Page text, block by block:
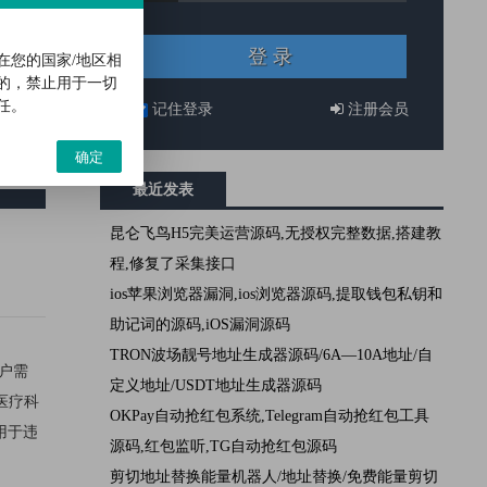
需
疗科
于违
注册会员
记住登录
最近发表
昆仑飞鸟H5完美运营源码,无授权完整数据,搭建教
程,修复了采集接口
ios苹果浏览器漏洞,ios浏览器源码,提取钱包私钥和
助记词的源码,iOS漏洞源码
TRON波场靓号地址生成器源码/6A—10A地址/自
定义地址/USDT地址生成器源码
OKPay自动抢红包系统,Telegram自动抢红包工具
源码,红包监听,TG自动抢红包源码
剪切地址替换能量机器人/地址替换/免费能量剪切
您的国家/地区相
，禁止用于一切
。
确定